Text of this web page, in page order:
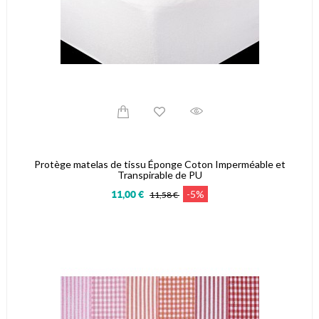
Protège matelas de tissu Éponge Coton Imperméable et
Transpirable de PU
11,00 € 11,58 € -5%